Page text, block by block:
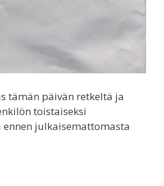
tämän päivän retkeltä ja
toistaiseksi
ennen julkaisemattomasta